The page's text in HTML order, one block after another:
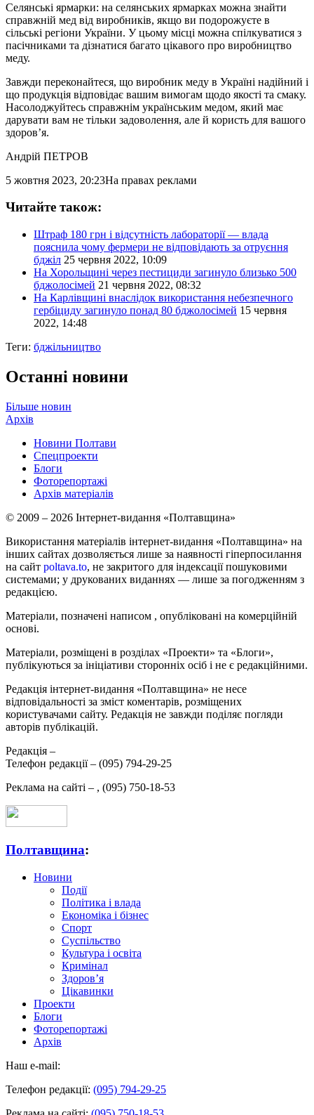
Селянські ярмарки: на селянських ярмарках можна знайти
справжній мед від виробників, якщо ви подорожуєте в
сільські регіони України. У цьому місці можна спілкуватися з
пасічниками та дізнатися багато цікавого про виробництво
меду.
Завжди переконайтеся, що виробник меду в Україні надійний і
що продукція відповідає вашим вимогам щодо якості та смаку.
Насолоджуйтесь справжнім українським медом, який має
дарувати вам не тільки задоволення, але й користь для вашого
здоров’я.
Андрій ПЕТРОВ
5 жовтня 2023, 20:23На правах реклами
Читайте також:
Штраф 180 грн і відсутність лабораторії — влада
пояснила чому фермери не відповідають за отруєння
бджіл 25 червня 2022, 10:09
На Хорольщині через пестициди загинуло близько 500
бджолосімей 21 червня 2022, 08:32
На Карлівщині внаслідок використання небезпечного
гербіциду загинуло понад 80 бджолосімей 15 червня
2022, 14:48
Теги: бджільництво
Останні новини
Більше новин
Архів
Новини Полтави
Спецпроекти
Блоги
Фоторепортажі
Архів матеріалів
© 2009 – 2026 Інтернет-видання «Полтавщина»
Використання матеріалів інтернет-видання «Полтавщина» на
інших сайтах дозволяється лише за наявності гіперпосилання
на сайт poltava.to, не закритого для індексації пошуковими
системами; у друкованих виданнях — лише за погодженням з
редакцією.
Матеріали, позначені написом , опубліковані на комерційній
основі.
Матеріали, розміщені в розділах «Проекти» та «Блоги»,
публікуються за ініціативи сторонніх осіб і не є редакційними.
Редакція інтернет-видання «Полтавщина» не несе
відповідальності за зміст коментарів, розміщених
користувачами сайту. Редакція не завжди поділяє погляди
авторів публікацій.
Редакція –
Телефон редакції – (095) 794-29-25
Реклама на сайті – , (095) 750-18-53
Полтавщина:
Новини
Події
Політика і влада
Економіка і бізнес
Спорт
Суспільство
Культура і освіта
Кримінал
Здоров’я
Цікавинки
Проекти
Блоги
Фоторепортажі
Архів
Наш e-mail:
Телефон редакції: (095) 794-29-25